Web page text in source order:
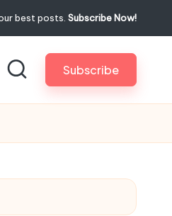
best posts. Subscribe Now!
Subscribe